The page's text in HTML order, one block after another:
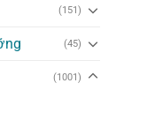
(151)
(45)
(1001)